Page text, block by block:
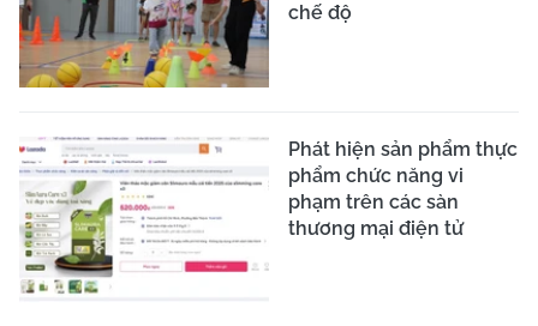
chế độ
Phát hiện sản phẩm thực
phẩm chức năng vi
phạm trên các sàn
thương mại điện tử